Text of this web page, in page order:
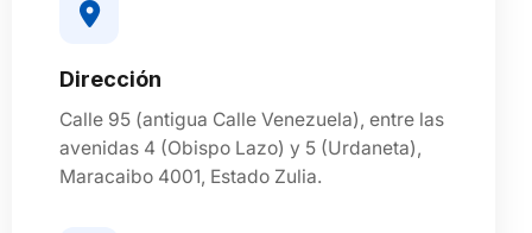
Dirección
Calle 95 (antigua Calle Venezuela), entre las
avenidas 4 (Obispo Lazo) y 5 (Urdaneta),
Maracaibo 4001, Estado Zulia.